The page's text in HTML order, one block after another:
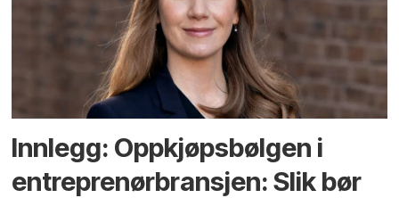
Innlegg: Oppkjøps­bølgen i
entreprenør­bransjen: Slik bør